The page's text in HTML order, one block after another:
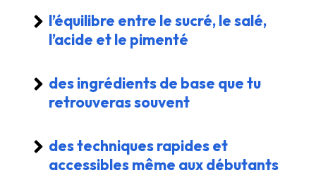
l’équilibre entre le sucré, le salé,
l’acide et le pimenté
des ingrédients de base que tu
retrouveras souvent
des techniques rapides et
accessibles même aux débutants